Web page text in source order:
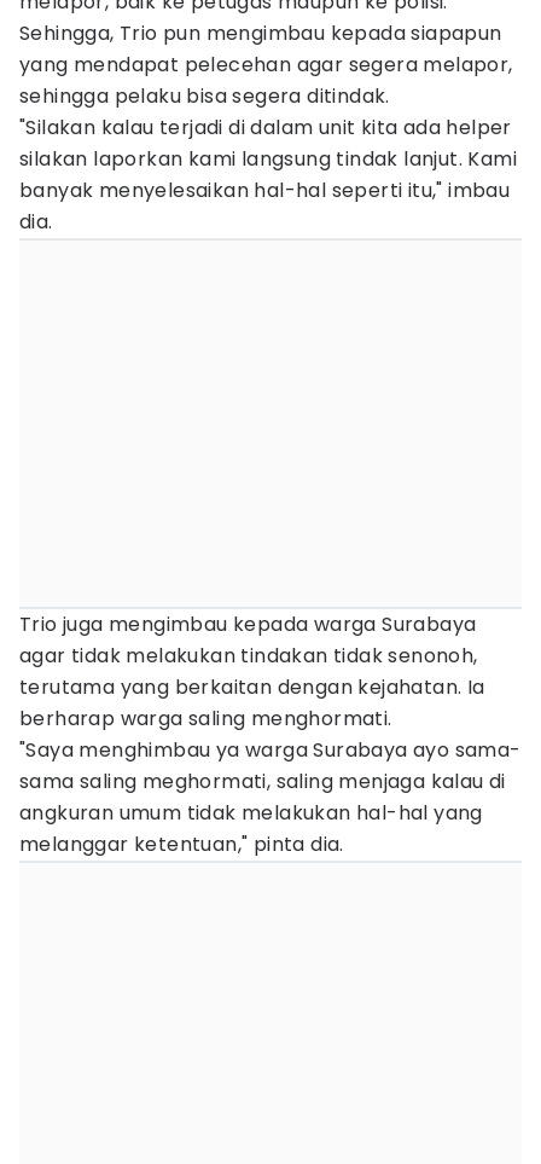
Sehingga, Trio pun mengimbau kepada siapapun
yang mendapat pelecehan agar segera melapor,
sehingga pelaku bisa segera ditindak.
"Silakan kalau terjadi di dalam unit kita ada helper
silakan laporkan kami langsung tindak lanjut. Kami
banyak menyelesaikan hal-hal seperti itu," imbau
dia.
Trio juga mengimbau kepada warga Surabaya
agar tidak melakukan tindakan tidak senonoh,
terutama yang berkaitan dengan kejahatan. Ia
berharap warga saling menghormati.
"Saya menghimbau ya warga Surabaya ayo sama-
sama saling meghormati, saling menjaga kalau di
angkuran umum tidak melakukan hal-hal yang
melanggar ketentuan," pinta dia.